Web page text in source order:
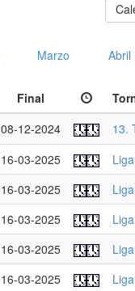
Marzo Abril
Final
08-12-2024 13.
16-03-2025
16-03-2025
16-03-2025
16-03-2025
16-03-2025